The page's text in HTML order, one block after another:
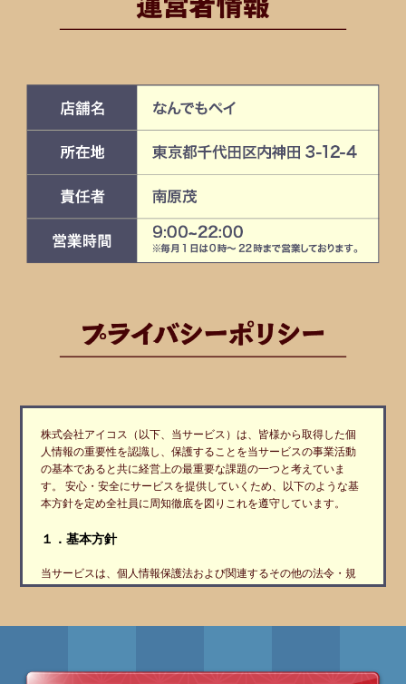
株式会社アイコス（以下、当サービス）は、皆様から取得した個
人情報の重要性を認識し、保護することを当サービスの事業活動
の基本であると共に経営上の最重要な課題の一つと考えていま
す。 安心・安全にサービスを提供していくため、以下のような基
本方針を定め全社員に周知徹底を図りこれを遵守しています。
１．基本方針
当サービスは、個人情報保護法および関連するその他の法令・規
範を遵守します。また、個人情報保護に関する社内規定（以下、
的な改善に努めます。当サービスは、個人情報保護に関する管理
客様に明示した利用目的の範囲内で取り扱います。また、当サー